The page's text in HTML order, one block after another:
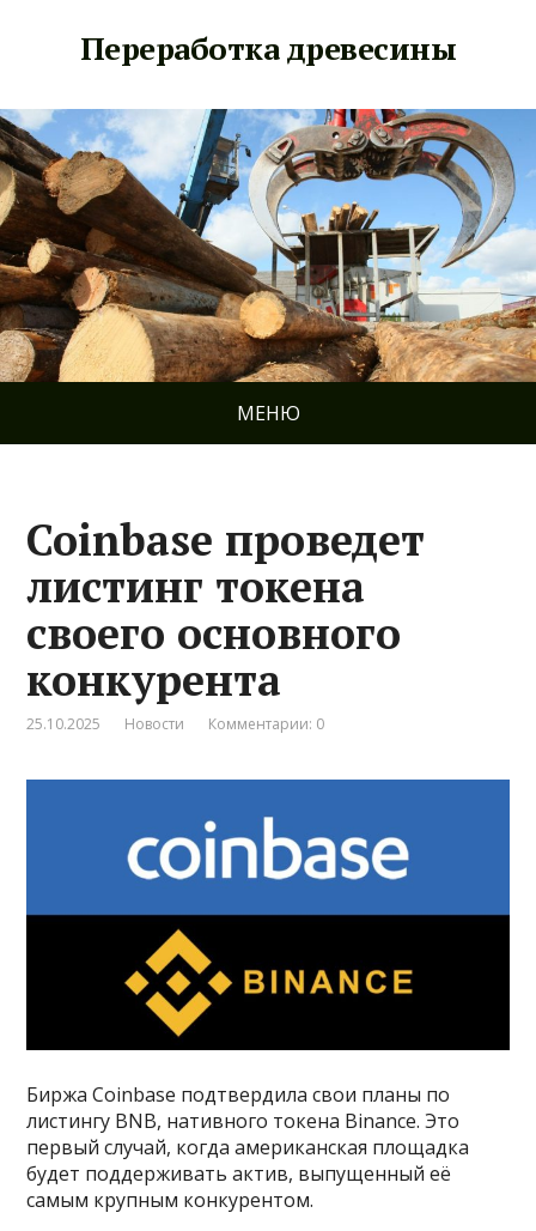
Переработка древесины
МЕНЮ
Coinbase проведет
листинг токена
своего основного
конкурента
25.10.2025 Новости Комментарии: 0
Биржа Coinbase подтвердила свои планы по
листингу BNB, нативного токена Binance. Это
первый случай, когда американская площадка
будет поддерживать актив, выпущенный её
самым крупным конкурентом.